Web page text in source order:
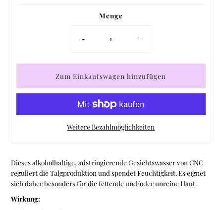
Menge
- +
Weitere Bezahlmöglichkeiten
Dieses alkoholhaltige, adstringierende Gesichtswasser von CNC
reguliert die Talgproduktion und spendet Feuchtigkeit. Es eignet
sich daher besonders für die fettende und/oder unreine Haut.
Wirkung: